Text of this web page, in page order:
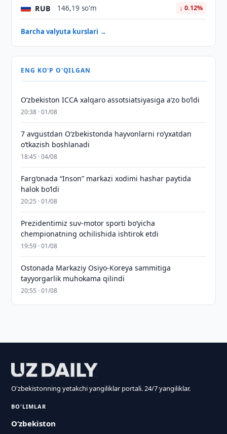
RUB 146,19 so'm ↓ 0.12%
Barcha valyuta kurslari →
ENG KO'P O'QILGAN
O‘zbekiston ICCA xalqaro assotsiatsiyasiga aʼzo bo‘ldi
20:38 · 01/08
7 avgustdan O‘zbekistonda hayvonlarni ro‘yxatdan
o‘tkazish boshlanadi
18:45 · 04/08
Farg‘onada “Inson” markazi xodimi hashar paytida
halok bo‘ldi
20:25 · 01/08
Prezidentimiz suv-motor sporti bo‘yicha
chempionatning ochilishida ishtirok etdi
19:59 · 01/08
Ostonada Markaziy Osiyo-Koreya sammitiga
tayyorgarlik muhokama qilindi
20:55 · 01/08
O'zbekistonning yetakchi yangiliklar portali. 24/7 yangiliklar.
BO'LIMLAR
O‘zbekiston